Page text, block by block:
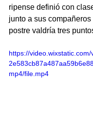
ripense definió con
junto a sus
postre valdría tres
https://video.wixstatic.com/
mp4/file.mp4